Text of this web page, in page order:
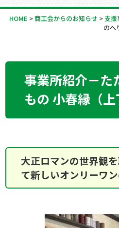
HOME >商工会からのお知らせ > 支
のへ
事業所紹介－た
もの 小春縁（上
大正ロマンの世界観
て新しいオンリーワ